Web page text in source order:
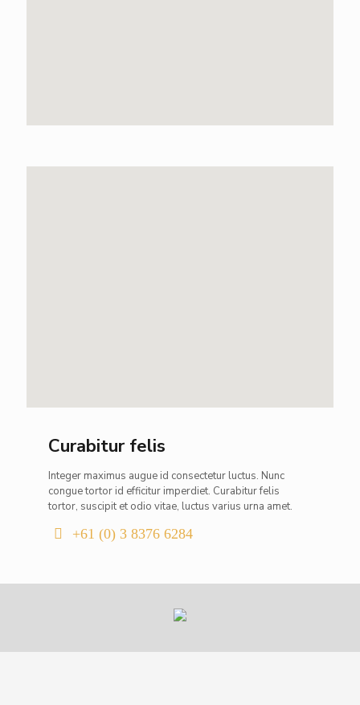
Curabitur felis
Integer maximus augue id consectetur luctus. Nunc
congue tortor id efficitur imperdiet. Curabitur felis
tortor, suscipit et odio vitae, luctus varius urna amet.
+61 (0) 3 8376 6284